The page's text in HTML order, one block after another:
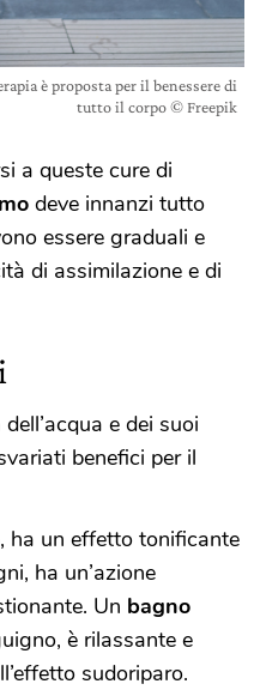
è proposta per il benessere di
tutto il corpo © Freepik
a queste cure di
deve innanzi tutto
essere graduali e
di assimilazione e di
e dei suoi
benefici per il
ha un effetto tonificante
ha un’azione
Un bagno
è rilassante e
sudoriparo.